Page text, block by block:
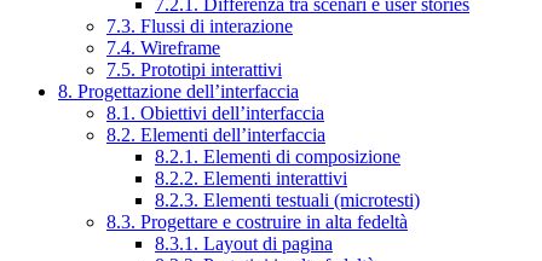
7.2.1. Differenza tra scenari e user stories
7.3. Flussi di interazione
7.4. Wireframe
7.5. Prototipi interattivi
8. Progettazione dell’interfaccia
8.1. Obiettivi dell’interfaccia
8.2. Elementi dell’interfaccia
8.2.1. Elementi di composizione
8.2.2. Elementi interattivi
8.2.3. Elementi testuali (microtesti)
8.3. Progettare e costruire in alta fedeltà
8.3.1. Layout di pagina